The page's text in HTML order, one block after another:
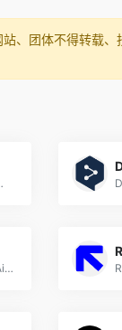
、团体不得转载
应用程序的文本转语音。
火山翻泽是字节跳动旗下火山引肇团队推出的Ai翻译工具，内置权威词典、支持多种查词方式；10+ 语种丰富音色免费开放，练听力练跟读；PDF文字格式整理、对照阅读模式、个人术语库。